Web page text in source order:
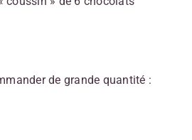
de grande quantité :